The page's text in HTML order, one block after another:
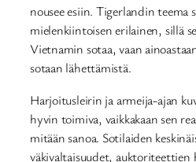
nousee esiin. Tigerlandin teema
mielenkiintoisen erilainen, sillä
Vietnamin sotaa, vaan
sotaan lähettämistä.
Harjoitusleirin ja armeija-ajan
hyvin toimiva, vaikkakaan sen
mitään sanoa. Sotilaiden
väkivaltaisuudet, auktoriteettien